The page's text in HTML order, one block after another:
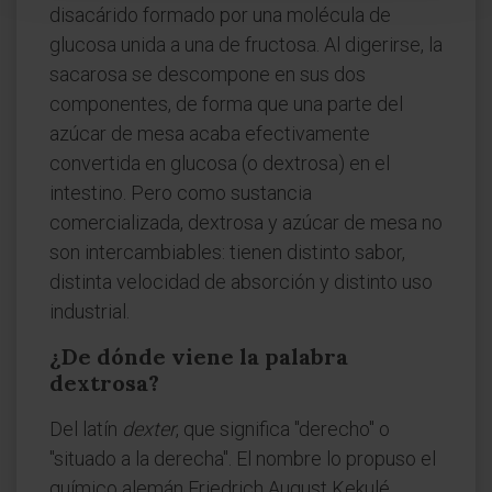
disacárido formado por una molécula de
glucosa unida a una de fructosa. Al digerirse, la
sacarosa se descompone en sus dos
componentes, de forma que una parte del
azúcar de mesa acaba efectivamente
convertida en glucosa (o dextrosa) en el
intestino. Pero como sustancia
comercializada, dextrosa y azúcar de mesa no
son intercambiables: tienen distinto sabor,
distinta velocidad de absorción y distinto uso
industrial.
¿De dónde viene la palabra
dextrosa?
Del latín dexter, que significa "derecho" o
"situado a la derecha". El nombre lo propuso el